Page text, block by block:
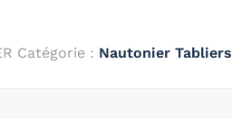
Catégorie : Nautonier Tabliers